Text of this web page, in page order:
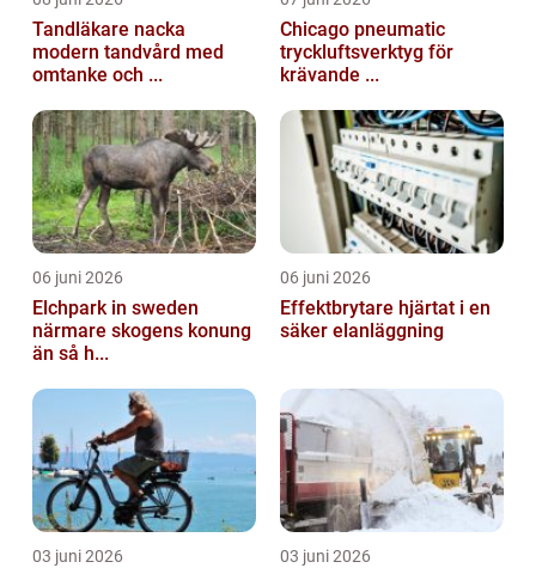
Tandläkare nacka
modern tandvård med
omtanke och ...
Chicago pneumatic
tryckluftsverktyg för
krävande ...
06 juni 2026
Elchpark in sweden
närmare skogens konung
än så h...
06 juni 2026
Effektbrytare hjärtat i en
säker elanläggning
03 juni 2026 03 juni 2026